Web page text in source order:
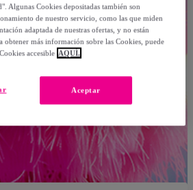
Algunas Cookies depositadas también son
de nuestro servicio, como las que miden
adaptada de nuestras ofertas, y no están
obtener más información sobre las Cookies, puede
accesible AQUÍ.
Aceptar